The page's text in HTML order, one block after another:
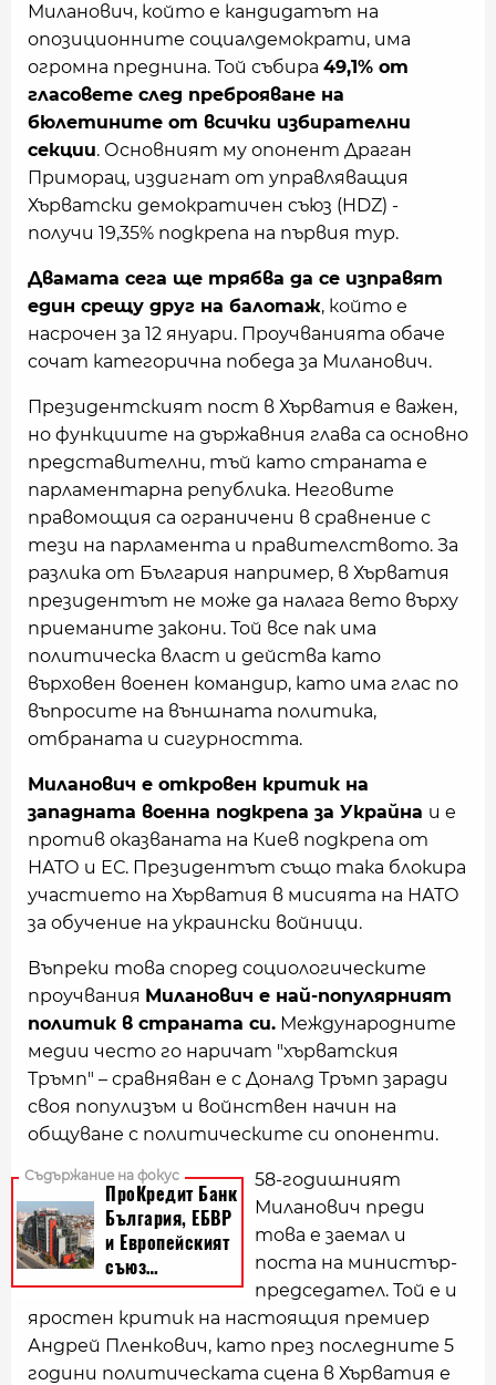
Миланович, който е кандидатът на
опозиционните социалдемократи, има
огромна преднина. Той събира 49,1% от
гласовете след преброяване на
бюлетините от всички избирателни
секции. Основният му опонент Драган
Приморац, издигнат от управляващия
Хърватски демократичен съюз (HDZ) -
получи 19,35% подкрепа на първия тур.
Двамата сега ще трябва да се изправят
един срещу друг на балотаж, който е
насрочен за 12 януари. Проучванията обаче
сочат категорична победа за Миланович.
Президентският пост в Хърватия е важен,
но функциите на държавния глава са основно
представителни, тъй като страната е
парламентарна република. Неговите
правомощия са ограничени в сравнение с
тези на парламента и правителството. За
разлика от България например, в Хърватия
президентът не може да налага вето върху
приеманите закони. Той все пак има
политическа власт и действа като
върховен военен командир, като има глас по
въпросите на външната политика,
отбраната и сигурността.
Миланович е откровен критик на
западната военна подкрепа за Украйна и е
против оказваната на Киев подкрепа от
НАТО и ЕС. Президентът също така блокира
участието на Хърватия в мисията на НАТО
за обучение на украински войници.
Въпреки това според социологическите
проучвания Миланович е най-популярният
политик в страната си. Международните
медии често го наричат "хърватския
Тръмп" – сравняван е с Доналд Тръмп заради
своя популизъм и войнствен начин на
общуване с политическите си опоненти.
58-годишният
Миланович преди
това е заемал и
поста на министър-
председател. Той е и
яростен критик на настоящия премиер
Андрей Пленкович, като през последните 5
години политическата сцена в Хърватия е